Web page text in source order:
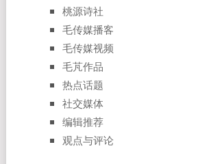
桃源诗社
毛传媒播客
毛传媒视频
毛芃作品
热点话题
社交媒体
编辑推荐
观点与评论